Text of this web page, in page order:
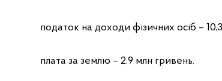
податок на доходи фізичних осіб –
плата за землю – 2,9 млн гривень.